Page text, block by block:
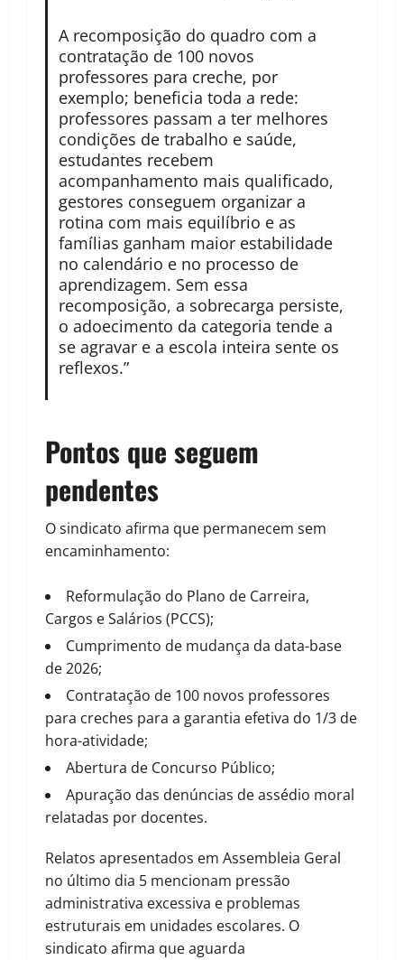
A recomposição do quadro com a
contratação de 100 novos
professores para creche, por
exemplo; beneficia toda a rede:
professores passam a ter melhores
condições de trabalho e saúde,
estudantes recebem
acompanhamento mais qualificado,
gestores conseguem organizar a
rotina com mais equilíbrio e as
famílias ganham maior estabilidade
no calendário e no processo de
aprendizagem. Sem essa
recomposição, a sobrecarga persiste,
o adoecimento da categoria tende a
se agravar e a escola inteira sente os
reflexos.”
Pontos que seguem
pendentes
O sindicato afirma que permanecem sem
encaminhamento:
Reformulação do Plano de Carreira,
Cargos e Salários (PCCS);
Cumprimento de mudança da data-base
de 2026;
Contratação de 100 novos professores
para creches para a garantia efetiva do 1/3 de
hora-atividade;
Abertura de Concurso Público;
Apuração das denúncias de assédio moral
relatadas por docentes.
Relatos apresentados em Assembleia Geral
no último dia 5 mencionam pressão
administrativa excessiva e problemas
estruturais em unidades escolares. O
sindicato afirma que aguarda